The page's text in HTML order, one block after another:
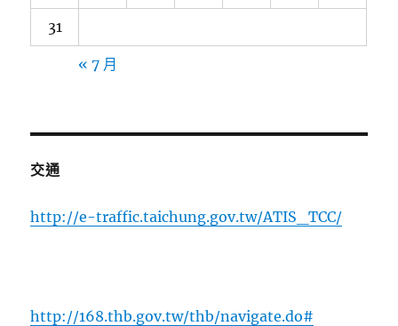
31
« 7 月
交通
http://e-traffic.taichung.gov.tw/ATIS_TCC/
http://168.thb.gov.tw/thb/navigate.do#